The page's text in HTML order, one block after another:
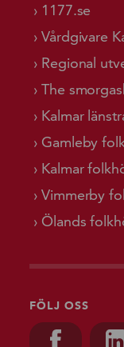
1177.se
Vårdgivare
Regional
The
Kalmar
Gamleby
Kalmar
Vimmerby
Ölands
FÖLJ OSS
Besök oss på,